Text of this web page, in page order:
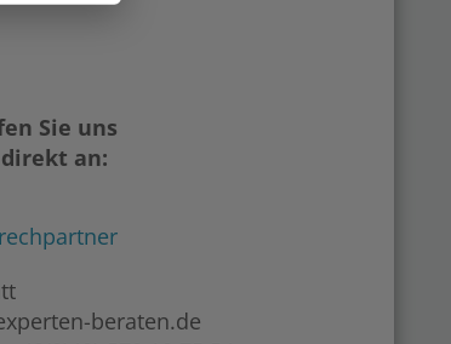
Sie uns
an:
beraten.de